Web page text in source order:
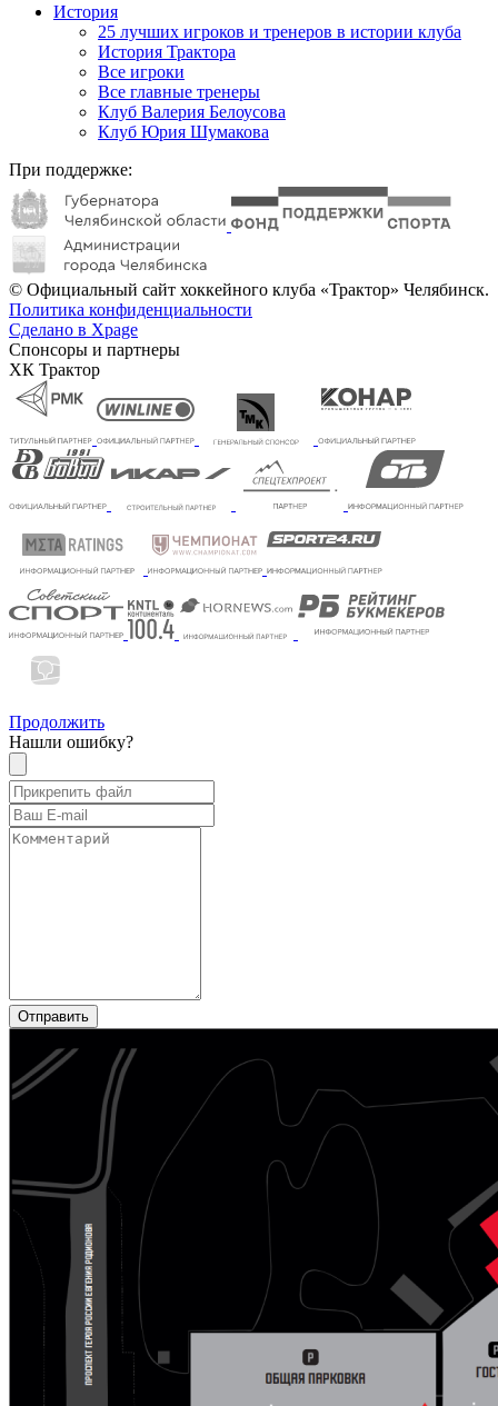
История
25 лучших игроков и тренеров в истории клуба
История Трактора
Все игроки
Все главные тренеры
Клуб Валерия Белоусова
Клуб Юрия Шумакова
При поддержке:
© Официальный сайт хоккейного клуба «Трактор» Челябинск.
Политика конфиденциальности
Сделано в Xpage
Спонсоры и партнеры
ХК Трактор
Продолжить
Нашли ошибку?